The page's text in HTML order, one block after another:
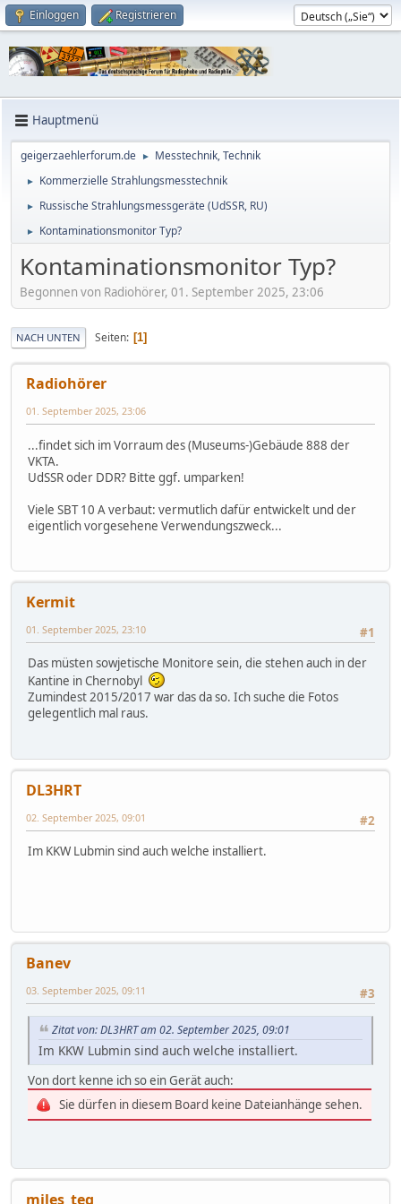
Einloggen Registrieren
Hauptmenü
geigerzaehlerforum.de ► Messtechnik, Technik
► Kommerzielle Strahlungsmesstechnik
► Russische Strahlungsmessgeräte (UdSSR, RU)
► Kontaminationsmonitor Typ?
Kontaminationsmonitor Typ?
Begonnen von Radiohörer, 01. September 2025, 23:06
NACH UNTEN Seiten 1
Radiohörer
01. September 2025, 23:06
...findet sich im Vorraum des (Museums-)Gebäude 888 der
VKTA.
UdSSR oder DDR? Bitte ggf. umparken!
Viele SBT 10 A verbaut: vermutlich dafür entwickelt und der
eigentlich vorgesehene Verwendungszweck...
Kermit
#1
01. September 2025, 23:10
Das müsten sowjetische Monitore sein, die stehen auch in der
Kantine in Chernobyl
Zumindest 2015/2017 war das da so. Ich suche die Fotos
gelegentlich mal raus.
DL3HRT
#2
02. September 2025, 09:01
Im KKW Lubmin sind auch welche installiert.
Banev
#3
03. September 2025, 09:11
Zitat von: DL3HRT am 02. September 2025, 09:01
Im KKW Lubmin sind auch welche installiert.
Von dort kenne ich so ein Gerät auch:
Sie dürfen in diesem Board keine Dateianhänge sehen.
miles_teg